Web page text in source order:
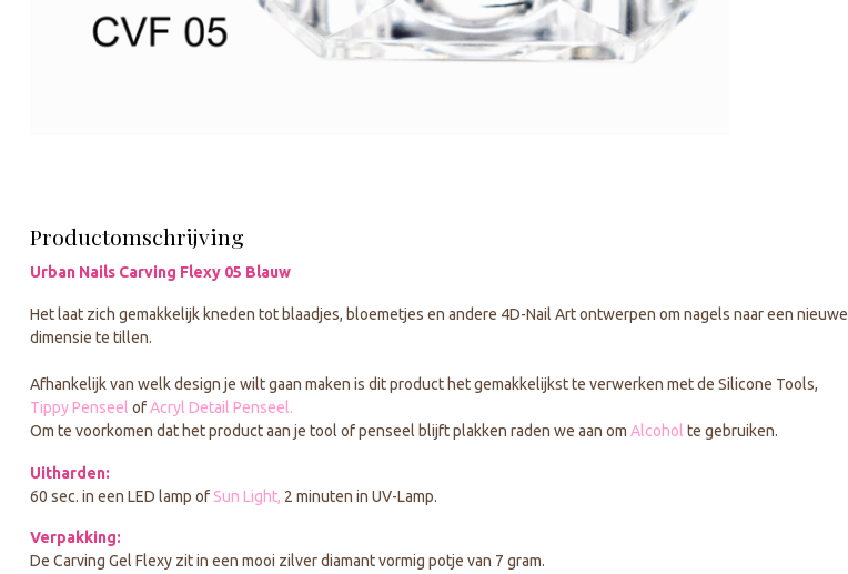
Productomschrijving
Urban Nails Carving Flexy 05 Blauw
Het laat zich gemakkelijk kneden tot blaadjes, bloemetjes en andere 4D-Nail Art ontwerpen om nagels naar een nieuwe
dimensie te tillen.
Afhankelijk van welk design je wilt gaan maken is dit product het gemakkelijkst te verwerken met de Silicone Tools,
Tippy Penseel ofAcryl Detail Penseel.
Om te voorkomen dat het product aan je tool of penseel blijft plakken raden we aan om Alcohol te gebruiken.
Uitharden:
60 sec. in een LED lamp of Sun Light, 2 minuten in UV-Lamp.
Verpakking:
De Carving Gel Flexy zit in een mooi zilver diamant vormig potje van 7 gram.